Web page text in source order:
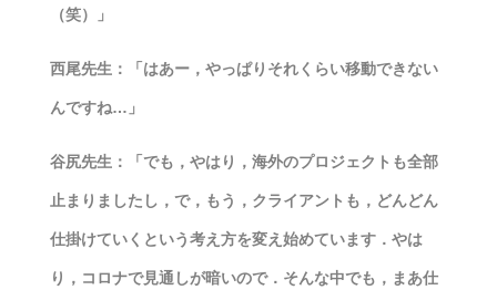
（笑）」
西尾先生：「はあー，やっぱりそれくらい移動できない
んですね…」
谷尻先生：「でも，やはり，海外のプロジェクトも全部
止まりましたし，で，もう，クライアントも，どんどん
仕掛けていくという考え方を変え始めています．やは
り，コロナで見通しが暗いので．そんな中でも，まあ仕